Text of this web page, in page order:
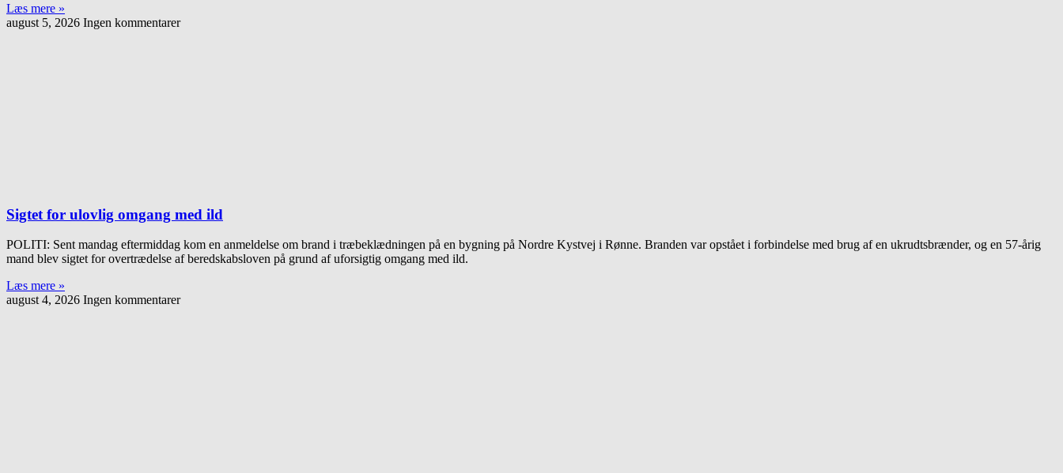
Læs mere »
august 5, 2026 Ingen kommentarer
Sigtet for ulovlig omgang med ild
POLITI: Sent mandag eftermiddag kom en anmeldelse om brand i træbeklædningen på en bygning på Nordre Kystvej i Rønne. Branden var opstået i forbindelse med brug af en ukrudtsbrænder, og en 57-årig
mand blev sigtet for overtrædelse af beredskabsloven på grund af uforsigtig omgang med ild.
Læs mere »
august 4, 2026 Ingen kommentarer